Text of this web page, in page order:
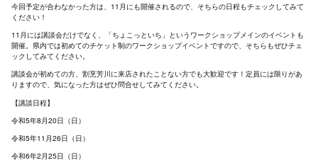
今回予定が合わなかった方は、11月にも開催されるので、そちらの日程もチェックしてみて
ください！
11月には講談会だけでなく、「ちょこっといち」というワークショップメインのイベントも
開催。県内では初めてのチケット制のワークショップイベントですので、そちらもぜひチェ
ックしてみてください。
講談会が初めての方、割烹芳川に来店されたことない方でも大歓迎です！定員には限りがあ
りますので、気になった方はぜひ問合せしてみてください。
【講談日程】
令和5年8月20日（日）
令和5年11月26日（日）
令和6年2月25日（日）